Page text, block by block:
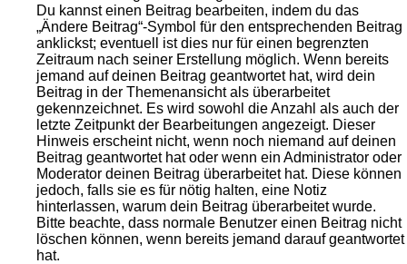
Du kannst einen Beitrag bearbeiten, indem du das
„Ändere Beitrag“-Symbol für den entsprechenden Beitrag
anklickst; eventuell ist dies nur für einen begrenzten
Zeitraum nach seiner Erstellung möglich. Wenn bereits
jemand auf deinen Beitrag geantwortet hat, wird dein
Beitrag in der Themenansicht als überarbeitet
gekennzeichnet. Es wird sowohl die Anzahl als auch der
letzte Zeitpunkt der Bearbeitungen angezeigt. Dieser
Hinweis erscheint nicht, wenn noch niemand auf deinen
Beitrag geantwortet hat oder wenn ein Administrator oder
Moderator deinen Beitrag überarbeitet hat. Diese können
jedoch, falls sie es für nötig halten, eine Notiz
hinterlassen, warum dein Beitrag überarbeitet wurde.
Bitte beachte, dass normale Benutzer einen Beitrag nicht
löschen können, wenn bereits jemand darauf geantwortet
hat.